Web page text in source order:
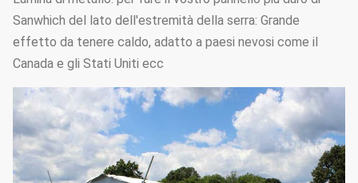
Sanwhich del lato dell'estremità della serra: Grande
effetto da tenere caldo, adatto a paesi nevosi come il
Canada e gli Stati Uniti ecc